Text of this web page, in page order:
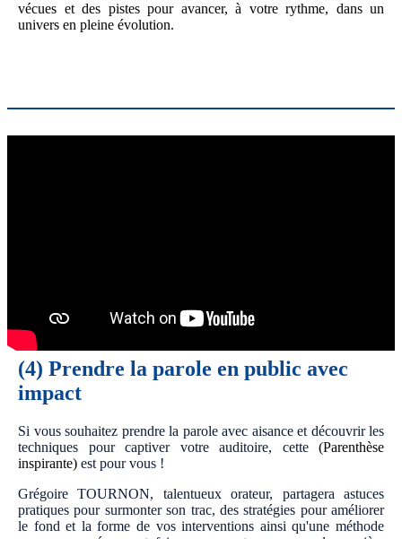
vécues et des pistes pour avancer, à votre rythme, dans un
univers en pleine évolution.
(4) Prendre la parole en public avec
impact
Si vous souhaitez prendre la parole avec aisance et découvrir les
techniques pour captiver votre auditoire, cette(Parenthèse
inspirante) est pour vous !
Grégoire TOURNON, talentueux orateur, partagera astuces
pratiques pour surmonter son trac, des stratégies pour améliorer
le fond et la forme de vos interventions ainsi qu'une méthode